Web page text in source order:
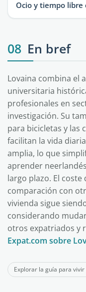
Ocio y tiempo libre
08 En bref
Lovaina combina el
universitaria
profesionales en
investigación. Su
para bicicletas y las
facilitan la vida
amplia, lo que
aprender
largo plazo. El
comparación con
vivienda sigue
considerando
otros expatriados y
Expat.com sobre
Explorar la guía para vivir